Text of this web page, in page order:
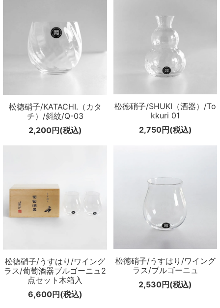
松徳硝子/KATACHI.（カタ
チ）/斜紋/Q-03
2,200円(税込)
松徳硝子/SHUKI（酒器）/To
kkuri 01
2,750円(税込)
松徳硝子/うすはり/ワイング
ラス/葡萄酒器ブルゴーニュ2
点セット木箱入
6,600円(税込)
松徳硝子/うすはり/ワイング
ラス/ブルゴーニュ
2,530円(税込)